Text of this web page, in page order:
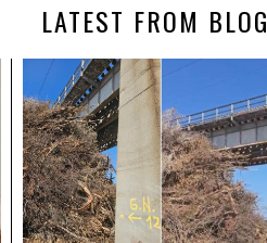
LATEST FROM BLOG